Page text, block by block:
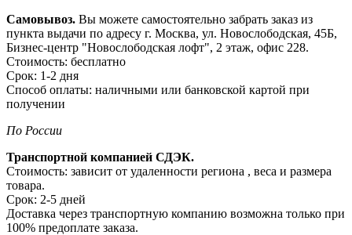
Самовывоз. Вы можете самостоятельно забрать заказ из
пункта выдачи по адресу г. Москва, ул. Новослободская, 45Б,
Бизнес-центр "Новослободская лофт", 2 этаж, офис 228.
Стоимость: бесплатно
Срок: 1-2 дня
Способ оплаты: наличными или банковской картой при
получении
По России
Транспортной компанией СДЭК.
Стоимость: зависит от удаленности региона , веса и размера
товара.
Срок: 2-5 дней
Доставка через транспортную компанию возможна только при
100% предоплате заказа.